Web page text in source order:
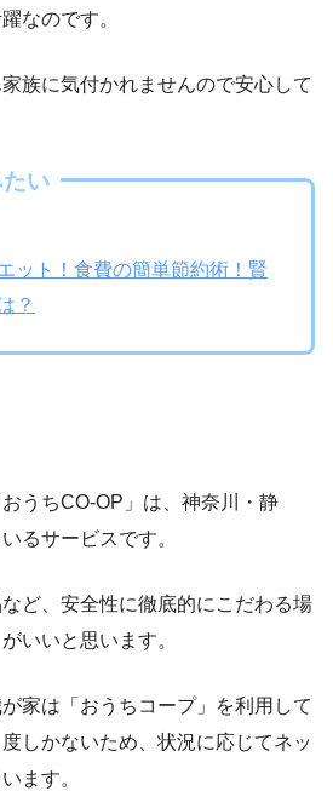
なのです。
族に気付かれませんので安心して
い
ット！食費の簡単節約術！賢
？
うちCO-OP」は、神奈川・静
るサービスです。
ど、安全性に徹底的にこだわる場
いいと思います。
家は「おうちコープ」を利用して
しかないため、状況に応じてネッ
ます。